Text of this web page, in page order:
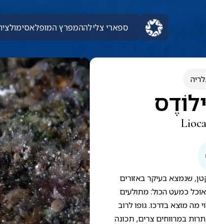
ספארי צלילההמפרץ המופלא
שנמצא בעיקר באזורים
אוכל כמעט הכול: מתולעים
מה מוצא בדרכו. גופו לרוב
במרווחים צרים, תכונה